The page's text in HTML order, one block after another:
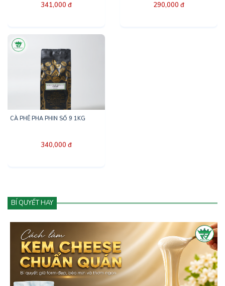
341,000 đ 290,000 đ
CÀ PHÊ PHA PHIN SỐ 9 1KG
340,000 đ
BÍ QUYẾT HAY